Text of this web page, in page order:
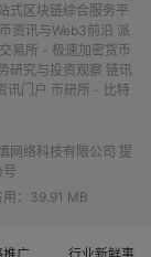
式区块链综合服务平
资讯与Web3前沿 派
易所 - 极速加密货币
研究与投资观察 链讯
讯门户 币研所 - 比特
网络科技有限公司 提
：39.91 MB